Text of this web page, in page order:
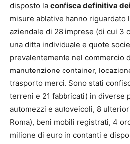
disposto la confisca definitiva
misure ablative hanno riguardato
aziendale di 28 imprese (di cui 3
una ditta individuale e quote
prevalentemente nel commercio
manutenzione container,
trasporto merci. Sono stati
terreni e 21 fabbricati) in diverse
automezzi e autoveicoli, 8
Roma), beni mobili registrati, 4
milione di euro in contanti e